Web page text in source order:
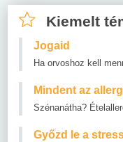
Kiemelt
Jogaid
Ha orvoshoz kell
Mindent az
Szénanátha?
Győzd le a